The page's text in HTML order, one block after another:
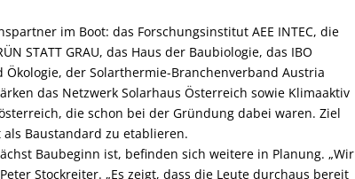
im Boot: das Forschungsinstitut AEE INTEC, die
STATT GRAU, das Haus der Baubiologie, das IBO
der Solarthermie-Branchenverband Austria
das Netzwerk Solarhaus Österreich sowie Klimaaktiv
die schon bei der Gründung dabei waren. Ziel
Baustandard zu etablieren.
Baubeginn ist, befinden sich weitere in Planung. „Wir
Stockreiter. „Es zeigt, dass die Leute durchaus bereit